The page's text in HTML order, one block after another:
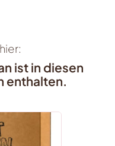
ist in diesen
enthalten.